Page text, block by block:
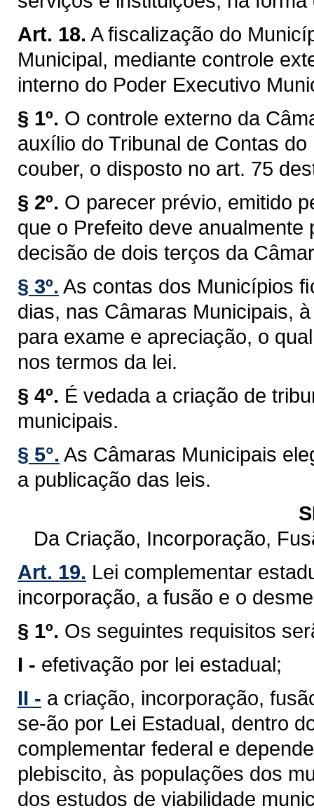
Art. 18. A ﬁscalização do
Municipal, mediante controle
interno do Poder Executivo
§ 1º. O controle externo da
auxílio do Tribunal de Contas
couber, o disposto no art. 75
§ 2º. O parecer prévio, emitido
que o Prefeito deve
decisão de dois terços da
§ 3º. As contas dos Municípios
dias, nas Câmaras Municipais,
para exame e apreciação, o
nos termos da lei.
§ 4º. É vedada a criação de
municipais.
§ 5°. As Câmaras Municipais
a publicação das leis.
Da Criação, Incorporação,
Art. 19. Lei complementar
incorporação, a fusão e o
§ 1º. Os seguintes requisitos
I - efetivação por lei estadual;
II - a criação, incorporação,
se-ão por Lei Estadual, dentro
complementar federal e
plebiscito, às populações dos
dos estudos de viabilidade